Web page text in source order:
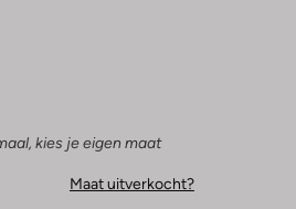
kies je eigen maat
Maat uitverkocht?